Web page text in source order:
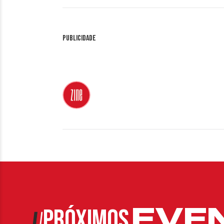
Publicidade